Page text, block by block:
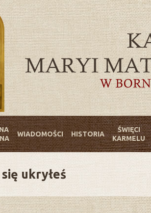
WIADOMOŚCI HISTORIA
ŚWIĘCI
KARMELU
ukryłeś